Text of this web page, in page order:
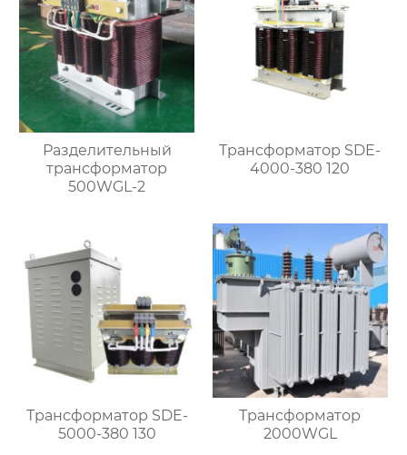
Разделительный
трансформатор
500WGL-2
Трансформатор SDE-
4000-380 120
Трансформатор SDE-
5000-380 130
Трансформатор
2000WGL